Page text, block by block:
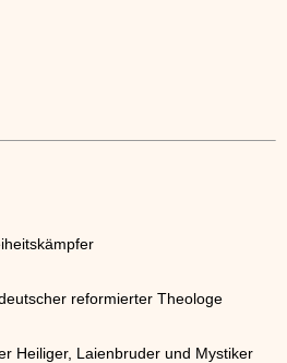
reformierter Theologe
Heiliger, Laienbruder und Mystiker